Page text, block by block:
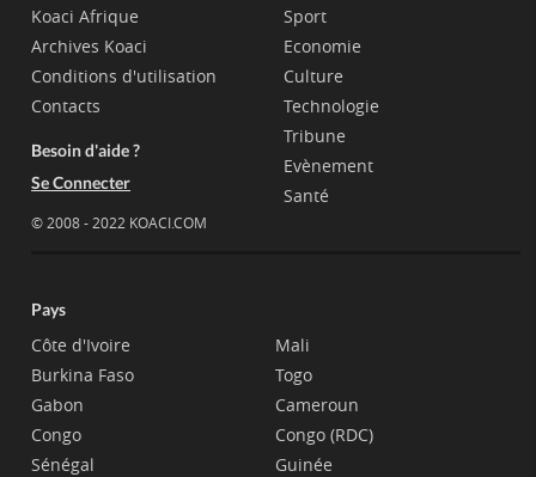
Koaci Afrique
Archives Koaci
Conditions d'utilisation
Contacts
Besoin d'aide ?
Se Connecter
© 2008 - 2022 KOACI.COM
Sport
Economie
Culture
Technologie
Tribune
Evènement
Santé
Pays
Côte d'Ivoire
Burkina Faso
Gabon
Congo
Sénégal
Mali
Togo
Cameroun
Congo (RDC)
Guinée